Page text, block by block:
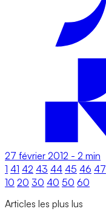
27 février 2012 - 2 min
1 41 42 43 44 45 46 47
10 20 30 40 50 60
Articles les plus lus